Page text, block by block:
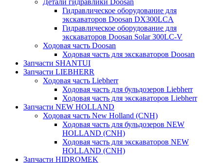
Детали гидравлики Doosan
Гидравлическое оборудование для
экскаваторов Doosan DX300LCA
Гидравлическое оборудование для
экскаваторов Doosan Solar 300LC-V
Ходовая часть Doosan
Ходовая часть для экскаваторов Doosan
Запчасти SHANTUI
Запчасти LIEBHERR
Ходовая часть Liebherr
Ходовая часть для бульдозеров Liebherr
Ходовая часть для экскаваторов Liebherr
Запчасти NEW HOLLAND
Ходовая часть New Holland (CNH)
Ходовая часть для бульдозеров NEW
HOLLAND (CNH)
Ходовая часть для экскаваторов NEW
HOLLAND (CNH)
Запчасти HIDROMEK